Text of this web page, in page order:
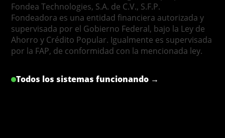
Fondea Technologies, S.A. de C.V., S.F.P.
Fondeadora es una entidad financiera autorizada y
supervisada por el Gobierno Federal, bajo la Ley de
Ahorro y Crédito Popular. Igualmente es supervisada
por la FAP, de conformidad con la mencionada ley.
Todos los sistemas funcionando →